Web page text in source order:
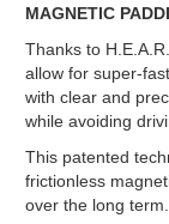
MAGNETIC
Thanks to
allow for super-
with clear and
while avoiding
This patented
frictionless
over the long term.